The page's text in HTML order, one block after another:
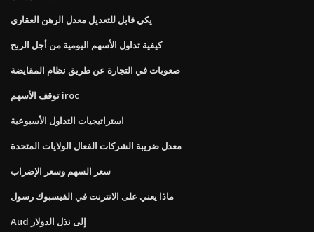
يكي قابل للتعديل معدل الرهن العقاري
كيفية تداول الأسهم اليومية من أجل الربح
صعوبات في التجارة عن طريق نظام المقايضة
توقف الأسهم iroc
استراتيجيات التداول الأسبوعية
معدل ضريبة الشركات الفعال الولايات المتحدة
سعر السهم وسعر الإضراب
ماذا يعني على الانترنت في الفيسبوك رسول
Aud إلى نذل الدولار